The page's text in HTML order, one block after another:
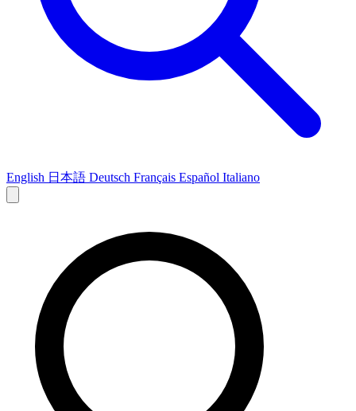
English 日本語 Deutsch Français Español Italiano